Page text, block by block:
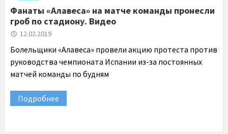
Фанаты «Алавеса» на матче команды пронесли
гроб по стадиону. Видео
12.02.2019
Болельщики «Алавеса» провели акцию протеста против
руководства чемпионата Испании из-за постоянных
матчей команды по будням
Подробнее